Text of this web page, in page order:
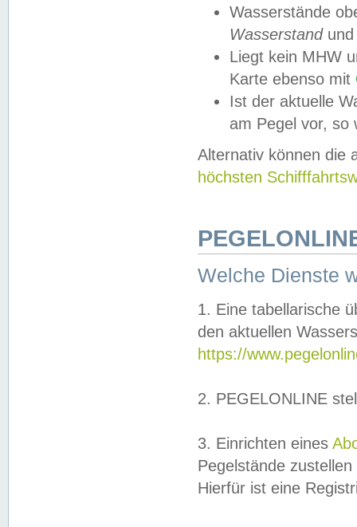
Wasserstände
Wasserstandund
Liegt kein MHW
Karte ebenso mit
Ist der aktuelle
am Pegel vor,
Alternativ können die
höchsten
Welche Dienste
1. Eine tabellarische
den aktuellen
https://
2. PEGELONLINE
3. Einrichten eines
Pegelstände
Hierfür ist eine